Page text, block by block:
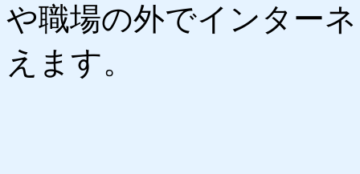
や職場の外でインター
えます。